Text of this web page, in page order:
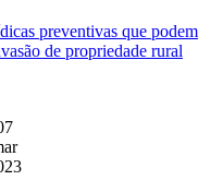
preventivas que podem
de propriedade rural